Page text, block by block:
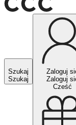
Szukaj
Szukaj
Zaloguj
Zaloguj
Cześć